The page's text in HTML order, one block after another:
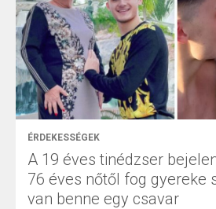
ÉRDEKESSÉGEK
A 19 éves tinédzser
76 éves nőtől fog gyereke
van benne egy csavar